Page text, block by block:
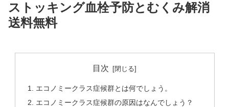
ストッキング血栓予防とむくみ解消
送料無料
目次
エコノミークラス症候群とは何でしょう。
エコノミークラス症候群の原因はなんでしょう？